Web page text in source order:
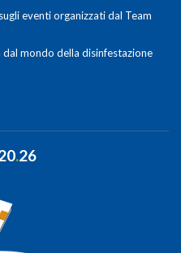
eventi organizzati dal Team
mondo della disinfestazione
.26